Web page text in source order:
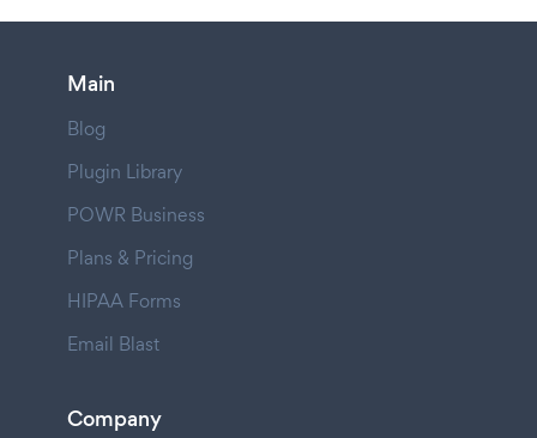
Main
Blog
Plugin Library
POWR Business
Plans & Pricing
HIPAA Forms
Email Blast
Company